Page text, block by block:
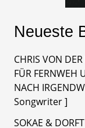
Neueste
CHRIS VON
FÜR FERNWEH
NACH
Songwriter ]
SOKAE &